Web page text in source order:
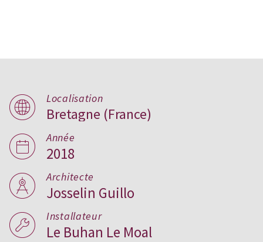
Maison bioclimatique,
France
Localisation
Bretagne (France)
Année
2018
Architecte
Josselin Guillo
Installateur
Le Buhan Le Moal